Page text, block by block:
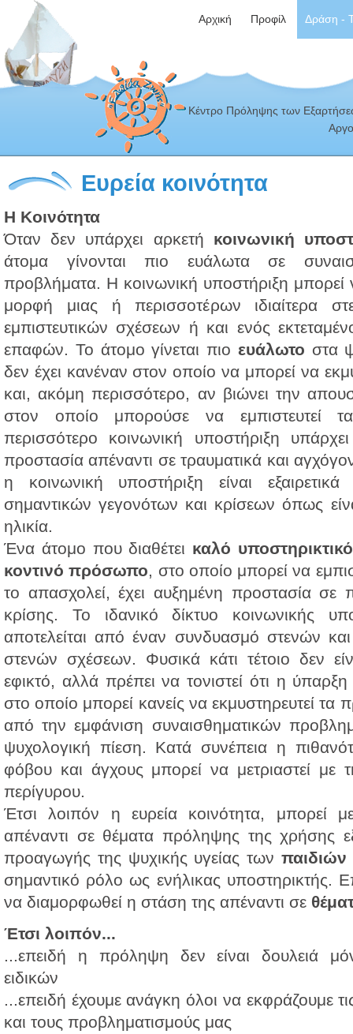
Αρχική Προφίλ Δράση -
Κέντρο Πρόληψης των
Ευρεία κοινότητα
Η Κοινότητα
Όταν δεν υπάρχει αρκετή κοινωνική
άτομα γίνονται πιο ευάλωτα σε
προβλήματα. Η κοινωνική υποστήριξη μπορεί
μορφή μιας ή περισσοτέρων ιδιαίτερα
εμπιστευτικών σχέσεων ή και ενός
επαφών. Το άτομο γίνεται πιο ευάλωτο στα
δεν έχει κανέναν στον οποίο να μπορεί να
και, ακόμη περισσότερο, αν βιώνει την
στον οποίο μπορούσε να εμπιστευτεί
περισσότερο κοινωνική υποστήριξη
προστασία απέναντι σε τραυματικά και
η κοινωνική υποστήριξη είναι
σημαντικών γεγονότων και κρίσεων όπως
ηλικία.
Ένα άτομο που διαθέτει καλό
κοντινό πρόσωπο, στο οποίο μπορεί να
το απασχολεί, έχει αυξημένη προστασία σε
κρίσης. Το ιδανικό δίκτυο κοινωνικής
αποτελείται από έναν συνδυασμό στενών και
στενών σχέσεων. Φυσικά κάτι τέτοιο δεν
εφικτό, αλλά πρέπει να τονιστεί ότι η
στο οποίο μπορεί κανείς να εκμυστηρευτεί τα
από την εμφάνιση συναισθηματικών
ψυχολογική πίεση. Κατά συνέπεια η
φόβου και άγχους μπορεί να μετριαστεί με
περίγυρου.
Έτσι λοιπόν η ευρεία κοινότητα, μπορεί
απέναντι σε θέματα πρόληψης της χρήσης
προαγωγής της ψυχικής υγείας των παιδιών
σημαντικό ρόλο ως ενήλικας υποστηρικτής.
να διαμορφωθεί η στάση της απέναντι σε
Έτσι λοιπόν...
...επειδή η πρόληψη δεν είναι δουλειά
ειδικών
...επειδή έχουμε ανάγκη όλοι να εκφράζουμε
και τους προβληματισμούς μας